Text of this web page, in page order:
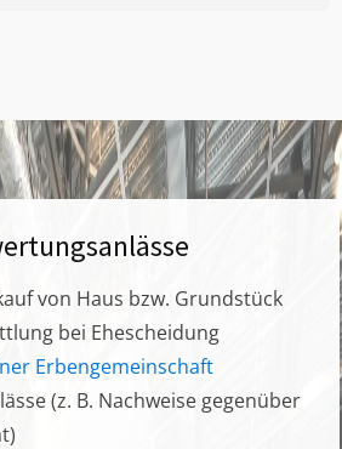
von Haus bzw. Grundstück
bei Ehescheidung
Erbengemeinschaft
(z. B. Nachweise gegenüber